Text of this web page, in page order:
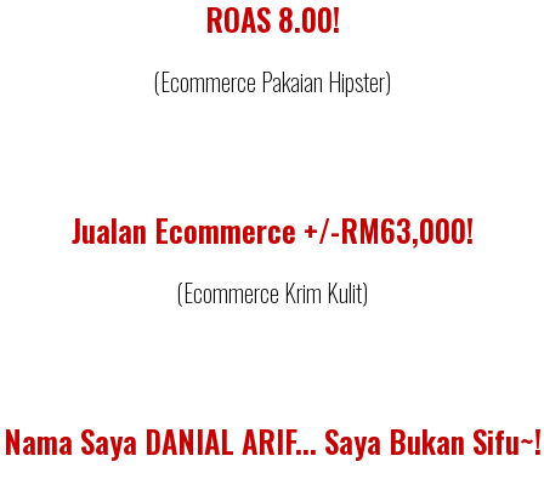
ROAS 8.00!
(Ecommerce Pakaian Hipster)
Jualan Ecommerce +/-RM63,000!
(Ecommerce Krim Kulit)
Nama Saya DANIAL ARIF... Saya Bukan Sifu~!